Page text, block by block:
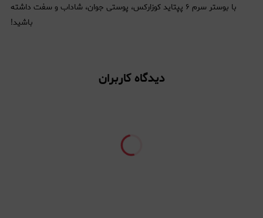
با بوستر سرم ۶ پپتاید کوزارکس، پوستی جوان، شاداب و سفت داشته
باشید!
دیدگاه کاربران